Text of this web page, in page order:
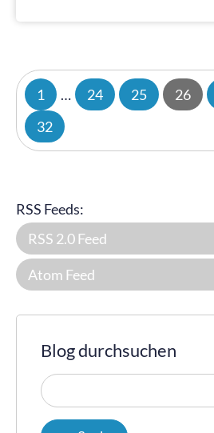
1 … 24 25 26
32
RSS Feeds:
RSS 2.0 Feed
Atom Feed
Blog durchsuchen